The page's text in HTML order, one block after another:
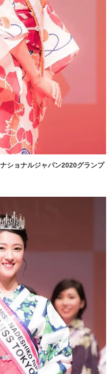
ショナルジャパン2020グランプ